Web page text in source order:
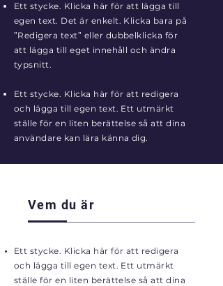
Ett stycke. Klicka här för att lägga till
egen text. Det är enkelt. Klicka bara på
”Redigera text” eller dubbelklicka för
att lägga till eget innehåll och ändra
typsnitt.
Ett stycke. Klicka här för att redigera
och lägga till egen text. Ett utmärkt
ställe för en liten berättelse så att dina
användare kan lära känna dig.
Vem du är
Ett stycke. Klicka här för att redigera
och lägga till egen text. Ett utmärkt
ställe för en liten berättelse så att dina